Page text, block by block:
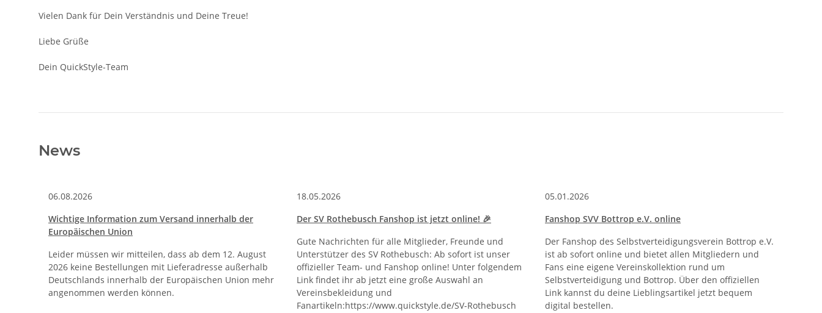
Vielen Dank für Dein Verständnis und Deine Treue!
Liebe Grüße
Dein QuickStyle-Team
News
06.08.2026
Wichtige Information zum Versand innerhalb der
Europäischen Union
Leider müssen wir mitteilen, dass ab dem 12. August
2026 keine Bestellungen mit Lieferadresse außerhalb
Deutschlands innerhalb der Europäischen Union mehr
angenommen werden können.
18.05.2026
Der SV Rothebusch Fanshop ist jetzt online! 🎉
Gute Nachrichten für alle Mitglieder, Freunde und
Unterstützer des SV Rothebusch: Ab sofort ist unser
offizieller Team- und Fanshop online! Unter folgendem
Link findet ihr ab jetzt eine große Auswahl an
Vereinsbekleidung und
Fanartikeln:https://www.quickstyle.de/SV-Rothebusch
05.01.2026
Fanshop SVV Bottrop e.V. online
Der Fanshop des Selbstverteidigungsverein Bottrop e.V.
ist ab sofort online und bietet allen Mitgliedern und
Fans eine eigene Vereinskollektion rund um
Selbstverteidigung und Bottrop. Über den offiziellen
Link kannst du deine Lieblingsartikel jetzt bequem
digital bestellen.